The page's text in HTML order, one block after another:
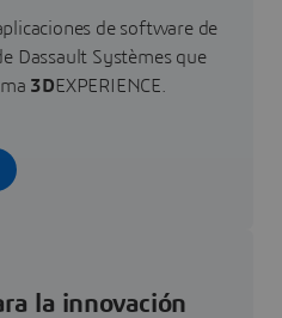
de software de
Dassault Systèmes que
3DEXPERIENCE.
la innovación